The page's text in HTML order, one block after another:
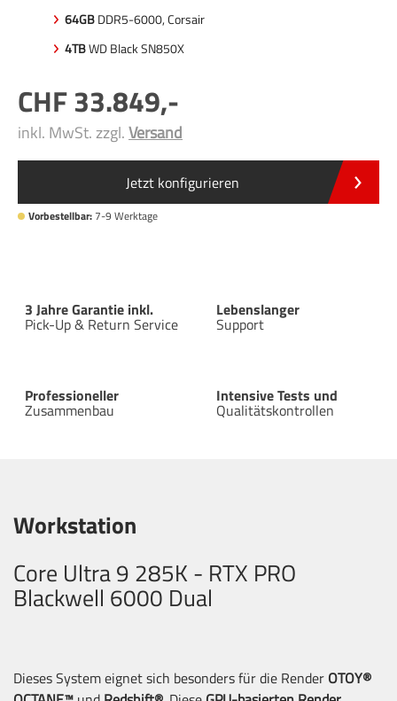
64GBDDR5-6000, Corsair
4TBWD Black SN850X
33.849,-
inkl. MwSt. zzgl.Versand
Jetzt konfigurieren
Vorbestellbar: 7-9 Werktage
3 Jahre Garantie inkl.
Pick-Up & Return Service
Lebenslanger
Support
Professioneller
Zusammenbau
Intensive Tests und
Qualitätskontrollen
Workstation
Core Ultra 9 285K - RTX PRO
Blackwell 6000 Dual
Dieses System eignet sich besonders für die Render OTOY®